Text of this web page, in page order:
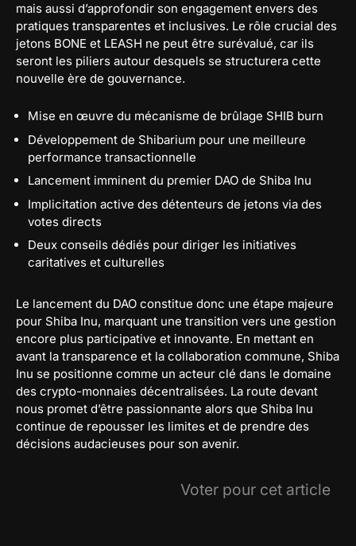
mais aussi d’approfondir son engagement envers des
pratiques transparentes et inclusives. Le rôle crucial des
jetons BONE et LEASH ne peut être surévalué, car ils
seront les piliers autour desquels se structurera cette
nouvelle ère de gouvernance.
Mise en œuvre du mécanisme de brûlage SHIB burn
Développement de Shibarium pour une meilleure
performance transactionnelle
Lancement imminent du premier DAO de Shiba Inu
Implicitation active des détenteurs de jetons via des
votes directs
Deux conseils dédiés pour diriger les initiatives
caritatives et culturelles
Le lancement du DAO constitue donc une étape majeure
pour Shiba Inu, marquant une transition vers une gestion
encore plus participative et innovante. En mettant en
avant la transparence et la collaboration commune, Shiba
Inu se positionne comme un acteur clé dans le domaine
des crypto-monnaies décentralisées. La route devant
nous promet d’être passionnante alors que Shiba Inu
continue de repousser les limites et de prendre des
décisions audacieuses pour son avenir.
Voter pour cet article